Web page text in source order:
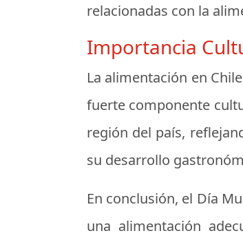
relacionadas con la
Importancia
La alimentación en
fuerte componente
región del país,
su desarrollo
En conclusión, el Día
una alimentación